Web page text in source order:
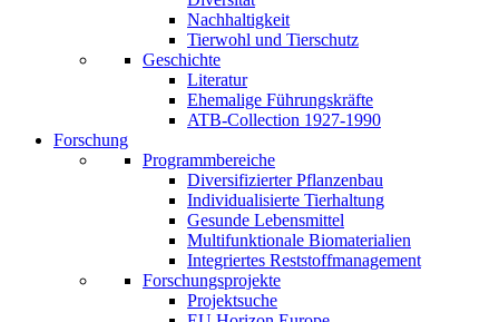
Nachhaltigkeit
Tierwohl und Tierschutz
Geschichte
Literatur
Ehemalige Führungskräfte
ATB-Collection 1927-1990
Forschung
Programmbereiche
Diversifizierter Pflanzenbau
Individualisierte Tierhaltung
Gesunde Lebensmittel
Multifunktionale Biomaterialien
Integriertes Reststoffmanagement
Forschungsprojekte
Projektsuche